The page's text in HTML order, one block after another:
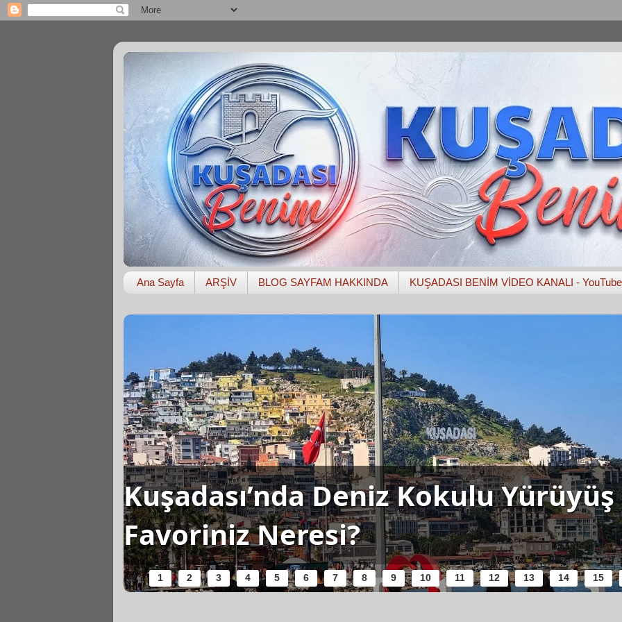
Ana Sayfa ARŞİV BLOG SAYFAM HAKKINDA KUŞADASI BENİM VİDEO KANALI - YouTube
Kuşadası’nda Deniz Kokulu
Favoriniz Neresi?
1 2 3 4 5 6 7 8 9 10 11 12 13 14 15